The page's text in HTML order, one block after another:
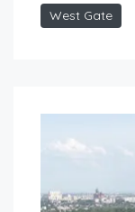
West Gate